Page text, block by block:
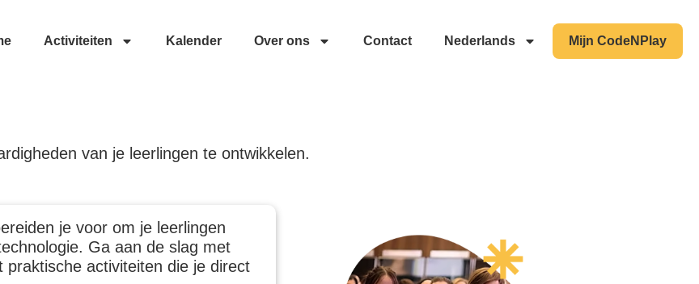
Activiteiten Kalender Over ons Contact Nederlands Mijn CodeNPlay
van je leerlingen te ontwikkelen.
je voor om je leerlingen
Ga aan de slag met
activiteiten die je direct